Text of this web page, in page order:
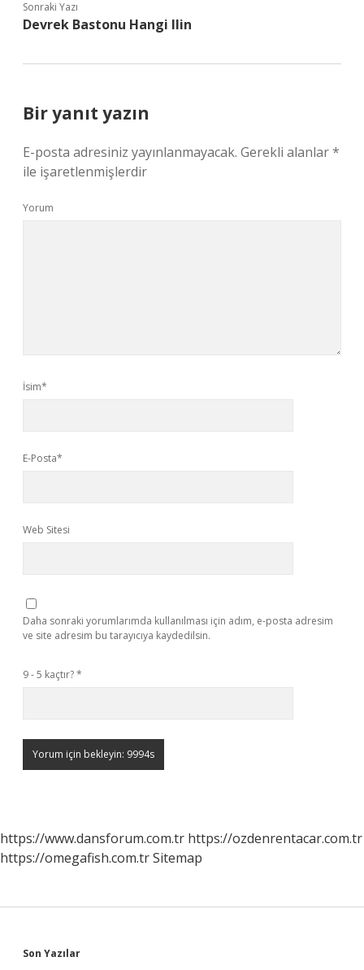
Sonraki Yazı
Devrek Bastonu Hangi Ilin
Bir yanıt yazın
E-posta adresiniz yayınlanmayacak. Gerekli alanlar*
ile işaretlenmişlerdir
Yorum
İsim*
E-Posta*
Web Sitesi
Daha sonraki yorumlarımda kullanılması için adım, e-posta adresim
ve site adresim bu tarayıcıya kaydedilsin.
9 - 5 kaçtır?*
https://www.dansforum.com.tr https://ozdenrentacar.com.tr
https://omegafish.com.trSitemap
Son Yazılar